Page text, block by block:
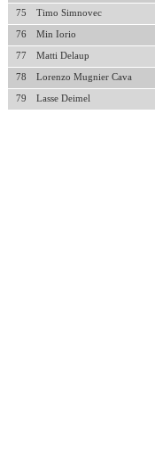
75 Timo Simnovec
76 Min Iorio
77 Matti Delaup
78 Lorenzo Mugnier Cava
79 Lasse Deimel